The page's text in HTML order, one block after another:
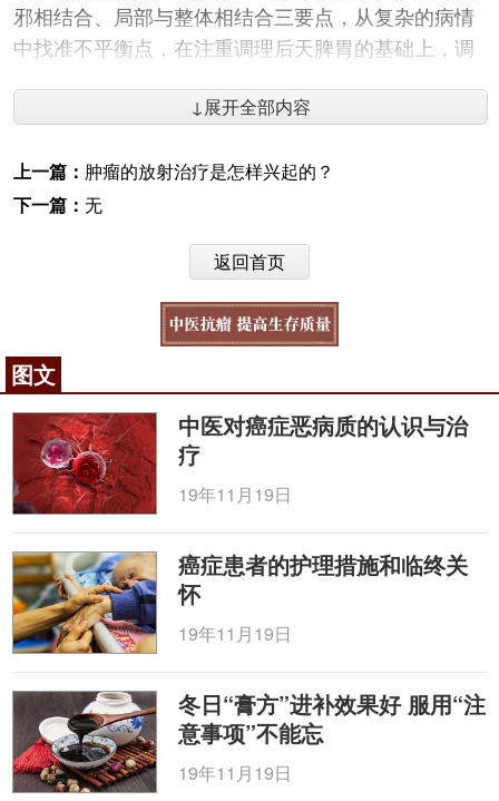
邪相结合、局部与整体相结合三要点，从复杂的病情
中找准不平衡点，在注重调理后天脾胃的基础上，调
的免疫功能，从而控制或杀灭癌细胞，提高生存质
恶病质患者食欲、增加体重、提高CD4细胞水平、提
高生活质量方面，疗效与醋酸甲地孕酮相当，优于对
CD3、CD8细胞水平，改善卡氏评分方面，疗效较醋
酸甲地孕酮更好。
癌症恶病质的中医治疗
临床报道，单味中药
I（LAMK－I）可以显著改善恶病质患者的食欲、上臂
肌肉周径、消瘦及体力状况，同时可以显著降低细胞
因子IL－21、TNF－2α以及尿中蛋白水解诱导因子
PIF的水平。选择治疗前体重质量下降的肿瘤恶病质患
者14例，应用具有补气养血和以毒攻毒功效的中药复
方守宫散治疗，疗程为1个月，结果提示复方守宫散有
减缓肿瘤恶病质的可能。参芪胶草汤提高KPS、减轻
气血两虚证主要临床症候与提高血清前白蛋白、白蛋
白等方面疗效显著，提示参芪胶草汤治疗肺癌恶病质
具有良好的近期疗效。以血清白蛋白、胆碱酯酶为指
标，发现济生肾气丸或十全大补汤加红参对妇科恶性
肿瘤患者恶病质倾向具有改善作用。对癌症食欲不振
－恶病质综合征CACS患者运用补中益气汤
↓展开全部内容
上一篇： 肿瘤的放射治疗是怎样兴起的？
下一篇： 无
返回首页
图文
中医对癌症恶病质的认识与治
疗
19年11月19日
癌症患者的护理措施和临终关
怀
19年11月19日
冬日“膏方”进补效果好 服用“注
意事项”不能忘
19年11月19日